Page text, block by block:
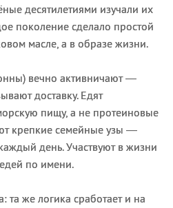
десятилетиями изучали их
поколение сделало простой
масле, а в образе жизни.
вечно активничают —
доставку. Едят
пищу, а не протеиновые
крепкие семейные узы —
день. Участвуют в жизни
по имени.
же логика сработает и на